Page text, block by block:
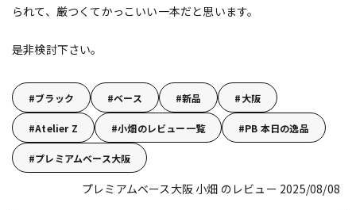
られて、厳つくてかっこいい一本だと思います。
是非検討下さい。
ブラック ベース 新品 大阪
Atelier Z 小畑のレビュー一覧 PB 本日の逸品
プレミアムベース大阪
プレミアムベース大阪 小畑 のレビュー 2025/08/08